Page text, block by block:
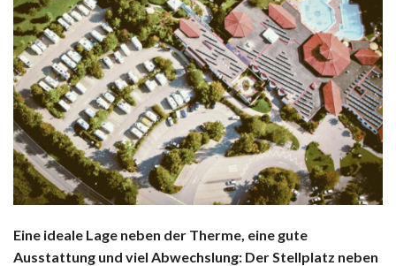
Eine ideale Lage neben der Therme, eine gute
Ausstattung und viel Abwechslung: Der Stellplatz neben